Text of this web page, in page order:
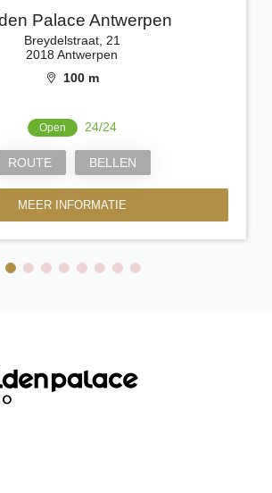
Palace Antwerpen
Breydelstraat, 21
2018 Antwerpen
100 m
Open 24/24
ROUTE BELLEN
MEER INFORMATIE